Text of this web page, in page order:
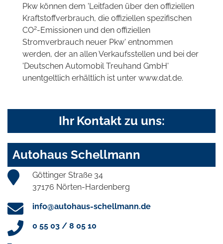
Pkw können dem 'Leitfaden über den offiziellen
Kraftstoffverbrauch, die offiziellen spezifischen
CO2-Emissionen und den offiziellen
Stromverbrauch neuer Pkw' entnommen
werden, der an allen Verkaufsstellen und bei der
'Deutschen Automobil Treuhand GmbH'
unentgeltlich erhältlich ist unter www.dat.de.
Ihr Kontakt zu uns:
Autohaus Schellmann
Göttinger Straße 34
37176 Nörten-Hardenberg
info@autohaus-schellmann.de
0 55 03 / 8 05 10